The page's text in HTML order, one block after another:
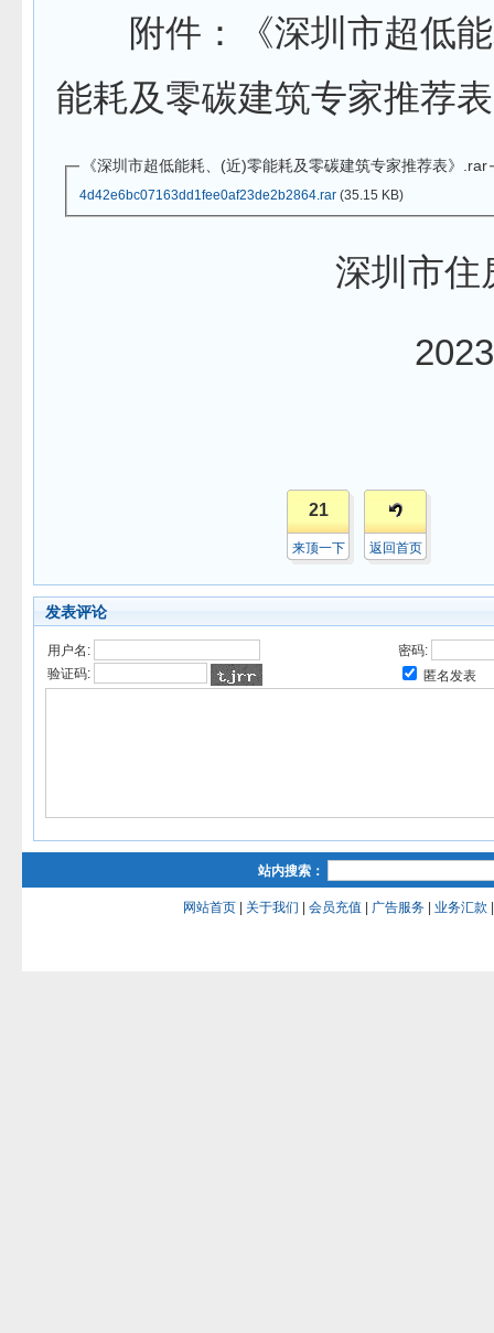
附件：《深圳市超低能
能耗及零碳建筑专家推荐
《深圳市超低能耗、(近)零能耗及零碳建筑专家推荐表》.rar
4d42e6bc07163dd1fee0af23de2b2864.rar(35.15 KB)
深圳市住
2023
21
来顶一下 返回首页
发表评论
用户名:
密码:
验证码:
匿名发表
站内搜索：
网站首页 关于我们 会员充值 广告服务 业务汇款